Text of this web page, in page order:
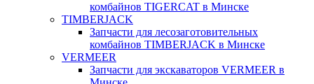
комбайнов TIGERCAT в Минске
TIMBERJACK
Запчасти для лесозаготовительных
комбайнов TIMBERJACK в Минске
VERMEER
Запчасти для экскаваторов VERMEER в